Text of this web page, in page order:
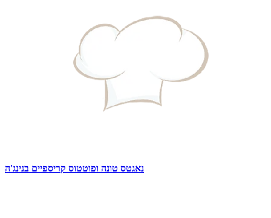
נאגטס טונה ופוטטוס קריספיים בנינג'ה